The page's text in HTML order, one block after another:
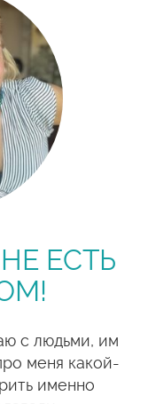
ЕСТЬ
с людьми, им
меня какой-
именно